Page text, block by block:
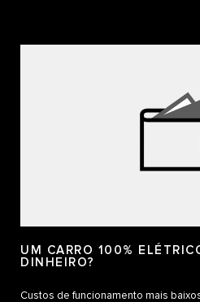
UM CARRO 100%
DINHEIRO?
Custos de funcionamento mais